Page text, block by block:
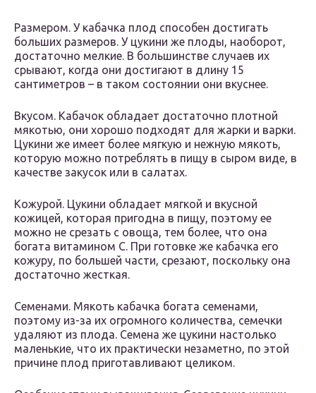
Размером. У кабачка плод способен достигать
больших размеров. У цукини же плоды, наоборот,
достаточно мелкие. В большинстве случаев их
срывают, когда они достигают в длину 15
сантиметров – в таком состоянии они вкуснее.
Вкусом. Кабачок обладает достаточно плотной
мякотью, они хорошо подходят для жарки и варки.
Цукини же имеет более мягкую и нежную мякоть,
которую можно потреблять в пищу в сыром виде, в
качестве закусок или в салатах.
Кожурой. Цукини обладает мягкой и вкусной
кожицей, которая пригодна в пищу, поэтому ее
можно не срезать с овоща, тем более, что она
богата витамином С. При готовке же кабачка его
кожуру, по большей части, срезают, поскольку она
достаточно жесткая.
Семенами. Мякоть кабачка богата семенами,
поэтому из-за их огромного количества, семечки
удаляют из плода. Семена же цукини настолько
маленькие, что их практически незаметно, по этой
причине плод приготавливают целиком.